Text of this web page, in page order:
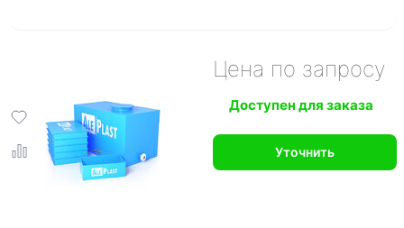
Цена по запросу
Доступен для заказа
Уточнить